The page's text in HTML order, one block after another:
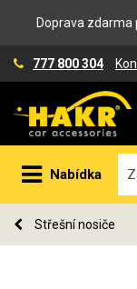
Doprava zdarma
777 800 304
Nabídka
Střešní nosiče